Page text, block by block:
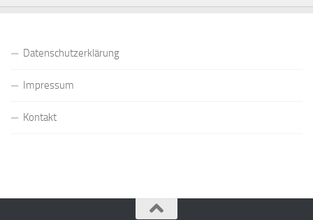
Datenschutzerklärung
Impressum
Kontakt